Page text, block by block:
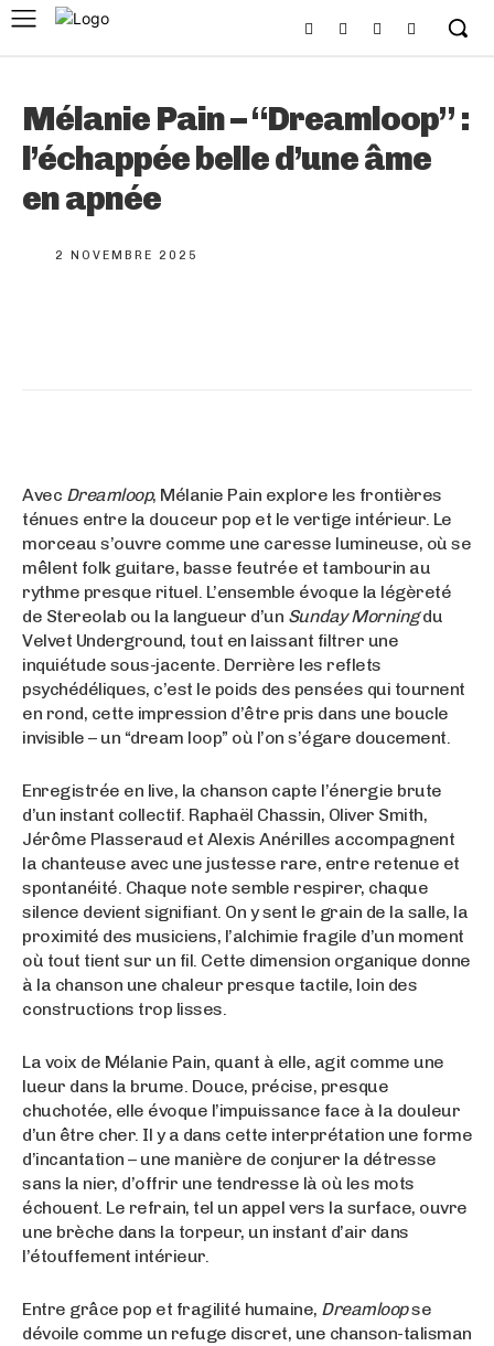
Mélanie Pain – “Dreamloop” :
l’échappée belle d’une âme
en apnée
2 NOVEMBRE 2025
Avec Dreamloop, Mélanie Pain explore les frontières
ténues entre la douceur pop et le vertige intérieur. Le
morceau s’ouvre comme une caresse lumineuse, où se
mêlent folk guitare, basse feutrée et tambourin au
rythme presque rituel. L’ensemble évoque la légèreté
de Stereolab ou la langueur d’un Sunday Morningdu
Velvet Underground, tout en laissant filtrer une
inquiétude sous-jacente. Derrière les reflets
psychédéliques, c’est le poids des pensées qui tournent
en rond, cette impression d’être pris dans une boucle
invisible – un “dream loop” où l’on s’égare doucement.
Enregistrée en live, la chanson capte l’énergie brute
d’un instant collectif. Raphaël Chassin, Oliver Smith,
Jérôme Plasseraud et Alexis Anérilles accompagnent
la chanteuse avec une justesse rare, entre retenue et
spontanéité. Chaque note semble respirer, chaque
silence devient signifiant. On y sent le grain de la salle, la
proximité des musiciens, l’alchimie fragile d’un moment
où tout tient sur un fil. Cette dimension organique donne
à la chanson une chaleur presque tactile, loin des
constructions trop lisses.
La voix de Mélanie Pain, quant à elle, agit comme une
lueur dans la brume. Douce, précise, presque
chuchotée, elle évoque l’impuissance face à la douleur
d’un être cher. Il y a dans cette interprétation une forme
d’incantation – une manière de conjurer la détresse
sans la nier, d’offrir une tendresse là où les mots
échouent. Le refrain, tel un appel vers la surface, ouvre
une brèche dans la torpeur, un instant d’air dans
l’étouffement intérieur.
Entre grâce pop et fragilité humaine, Dreamloopse
dévoile comme un refuge discret, une chanson-talisman